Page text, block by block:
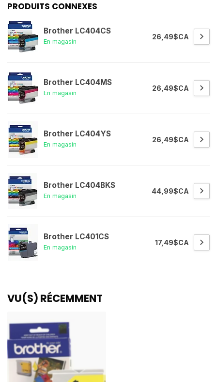
PRODUITS CONNEXES
Brother LC404CS
En magasin
26,49$CA
Brother LC404MS
En magasin
26,49$CA
Brother LC404YS
En magasin
26,49$CA
Brother LC404BKS
En magasin
44,99$CA
Brother LC401CS
En magasin
17,49$CA
VU(S) RÉCEMMENT